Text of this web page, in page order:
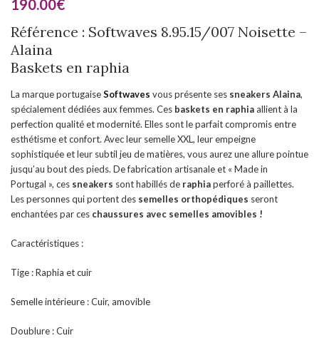
190.00€
Référence : Softwaves 8.95.15/007 Noisette –
Alaina
Baskets en raphia
La marque portugaiseSoftwaves vous présente ses sneakers Alaina,
spécialement dédiées aux femmes. Ces baskets en raphiaallient à la
perfection qualité et modernité. Elles sont le parfait compromis entre
esthétisme et confort. Avec leur semelle XXL, leur empeigne
sophistiquée et leur subtil jeu de matières, vous aurez une allure pointue
jusqu’au bout des pieds. De fabrication artisanale et « Made in
Portugal », ces sneakers sont habillés de raphiaperforé à paillettes.
Les personnes qui portent des semelles orthopédiques seront
enchantées par ces chaussures avec semelles amovibles !
Caractéristiques :
Tige : Raphia et cuir
Semelle intérieure : Cuir, amovible
Doublure : Cuir